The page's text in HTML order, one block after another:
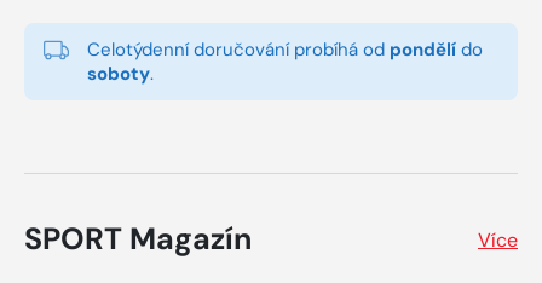
Celotýdenní doručování probíhá od pondělí do
soboty.
SPORT Magazín Více